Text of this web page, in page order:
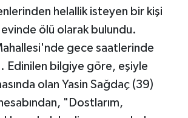
helallik isteyen bir kişi
evinde ölü olarak bulundu.
gece saatlerinde
Edinilen bilgiye göre, eşiyle
olan Yasin Sağdaç (39)
"Dostlarım,